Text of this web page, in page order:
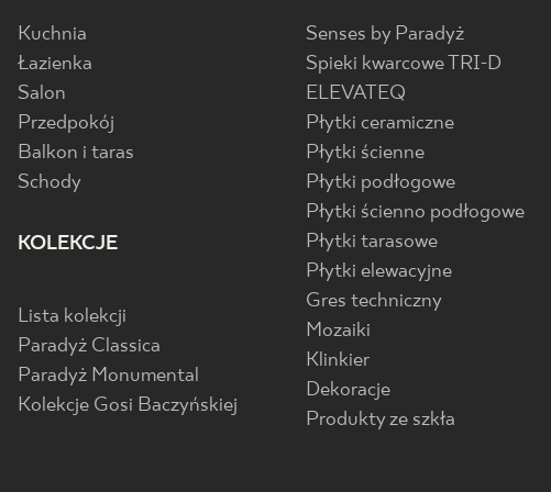
Kuchnia
Łazienka
Salon
Przedpokój
Balkon i taras
Schody
KOLEKCJE
Lista kolekcji
Paradyż Classica
Paradyż Monumental
Kolekcje Gosi Baczyńskiej
Senses by Paradyż
Spieki kwarcowe TRI-D
ELEVATEQ
Płytki ceramiczne
Płytki ścienne
Płytki podłogowe
Płytki ścienno podłogowe
Płytki tarasowe
Płytki elewacyjne
Gres techniczny
Mozaiki
Klinkier
Dekoracje
Produkty ze szkła